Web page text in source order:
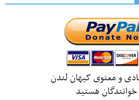
و معنوی کیهان لندن
هستید